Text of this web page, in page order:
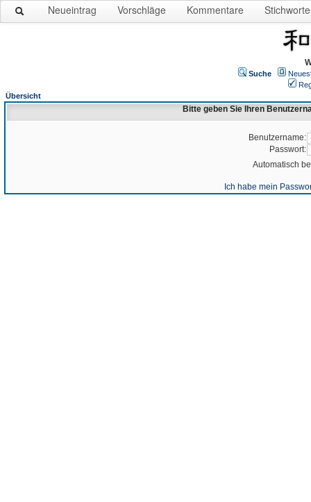
Neueintrag Vorschläge Kommentare Stichworte
Suche
Übersicht
Bitte geben Sie Ihren
Benutzername:
Passwort:
Automatisch
Ich habe mein